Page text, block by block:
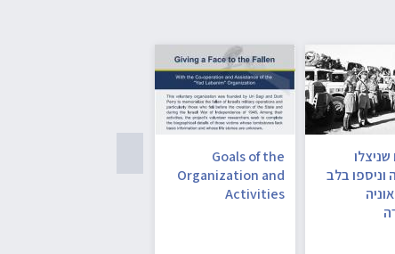
שניצלו
וניספו בלב
Goals of the
Organization and
Activities
לנופלים"